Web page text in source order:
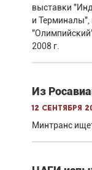
выставки
и Терминалы",
2008 г.
Из
12 сентября
Минтранс